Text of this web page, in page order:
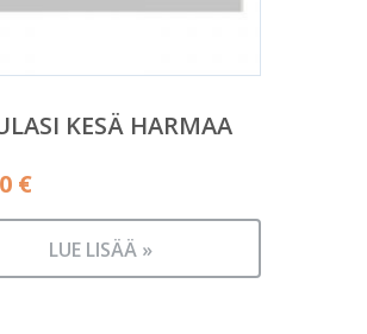
KESÄ HARMAA
€
LUE LISÄÄ »